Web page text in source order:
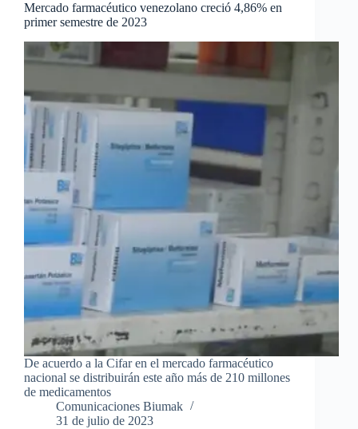
Mercado farmacéutico venezolano creció 4,86% en
primer semestre de 2023
De acuerdo a la Cifar en el mercado farmacéutico
nacional se distribuirán este año más de 210 millones
de medicamentos
Comunicaciones Biumak
31 de julio de 2023